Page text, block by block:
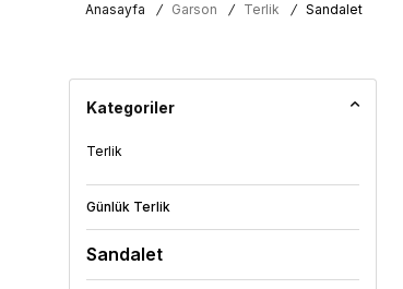
Anasayfa / Garson / Terlik / Sandalet
Kategoriler
Terlik
Günlük Terlik
Sandalet